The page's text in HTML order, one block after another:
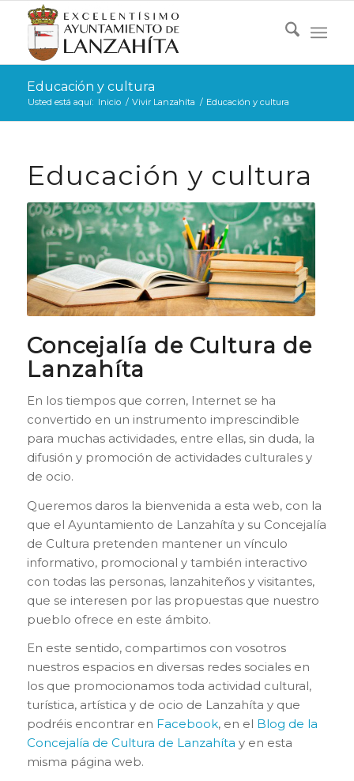
Educación y cultura
Usted está aquí: Inicio / Vivir Lanzahíta / Educación y cultura
Educación y cultura
Concejalía de Cultura de
Lanzahíta
En los tiempos que corren, Internet se ha
convertido en un instrumento imprescindible
para muchas actividades, entre ellas, sin duda, la
difusión y promoción de actividades culturales y
de ocio.
Queremos daros la bienvenida a esta web, con la
que el Ayuntamiento de Lanzahíta y su Concejalía
de Cultura pretenden mantener un vínculo
informativo, promocional y también interactivo
con todas las personas, lanzahiteños y visitantes,
que se interesen por las propuestas que nuestro
pueblo ofrece en este ámbito.
En este sentido, compartimos con vosotros
nuestros espacios en diversas redes sociales en
los que promocionamos toda actividad cultural,
turística, artística y de ocio de Lanzahíta y que
podréis encontrar en Facebook, en el Blog de la
Concejalía de Cultura de Lanzahíta y en esta
misma página web.